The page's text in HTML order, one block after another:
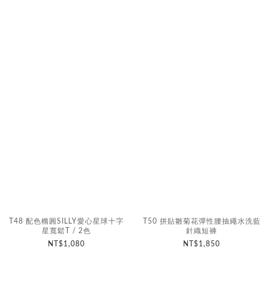
T48 配色橢圓SILLY愛心星球十字
星寬鬆T / 2色
NT$1,080
T50 拼貼雛菊花彈性腰抽繩水洗藍
針織短褲
NT$1,850